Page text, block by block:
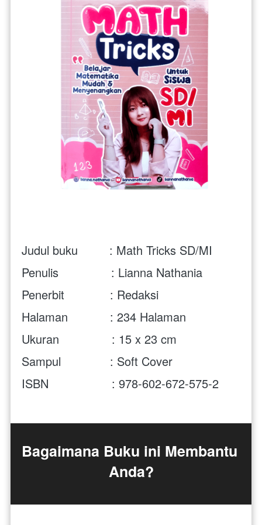
Judul buku         : Math Tricks SD/MI
Penulis               : Lianna Nathania
Penerbit             : Redaksi
Halaman            : 234 Halaman
Ukuran               : 15 x 23 cm
Sampul              : Soft Cover
ISBN                  : 978-602-672-575-2
Bagaimana Buku ini Membantu
Anda?